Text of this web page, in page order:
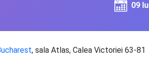
09
, sala Atlas, Calea Victoriei 63-81